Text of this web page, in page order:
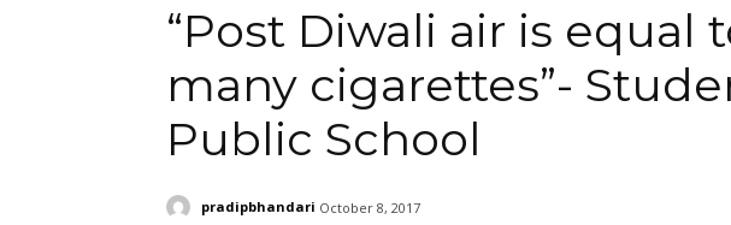
“Post Diwali air is equal
many cigarettes”-
Public School
pradipbhandari October 8, 2017